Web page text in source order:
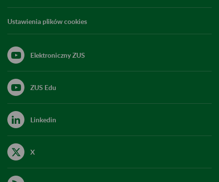
Ustawienia plików cookies
Elektroniczny ZUS
ZUS Edu
Linkedin
X